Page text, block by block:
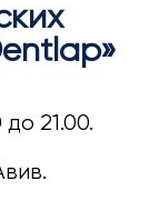
21.00.